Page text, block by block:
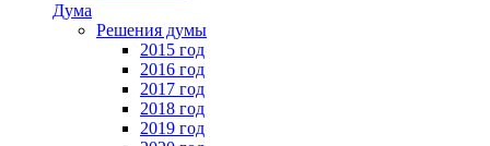
Дума
Решения думы
2015 год
2016 год
2017 год
2018 год
2019 год